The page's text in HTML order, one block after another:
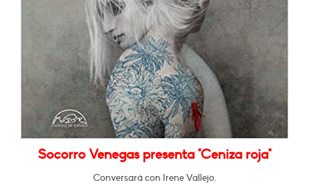
Socorro Venegas presenta "Ceniza roja"
Conversará con Irene Vallejo.